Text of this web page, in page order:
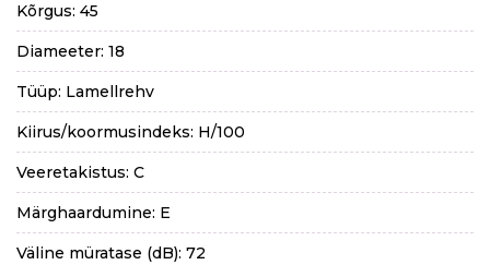
Kõrgus: 45
Diameeter: 18
Tüüp: Lamellrehv
Kiirus/koormusindeks: H/100
Veeretakistus: C
Märghaardumine: E
Väline müratase (dB): 72